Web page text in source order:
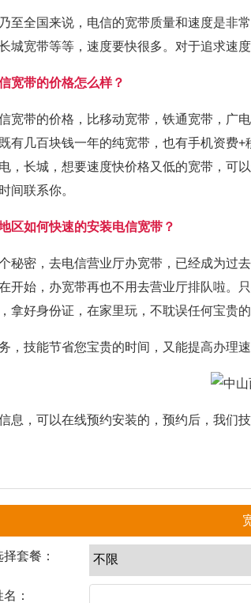
至全国来说，电信的宽带质量和速度是非
城宽带等等，速度要快很多。对于追求速
宽带的价格怎么样？
宽带的价格，比移动宽带，铁通宽带，广
有几百块钱一年的纯宽带，也有手机资费
，长城，想要速度快价格又低的宽带，可
间联系你。
区如何快速的安装电信宽带？
秘密，去电信营业厅办宽带，已经成为过
开始，办宽带再也不用去营业厅排队啦。
拿好身份证，在家里玩，不耽误任何宝贵
，技能节省您宝贵的时间，又能提高办理
息，可以在线预约安装的，预约后，我们
择套餐：
：